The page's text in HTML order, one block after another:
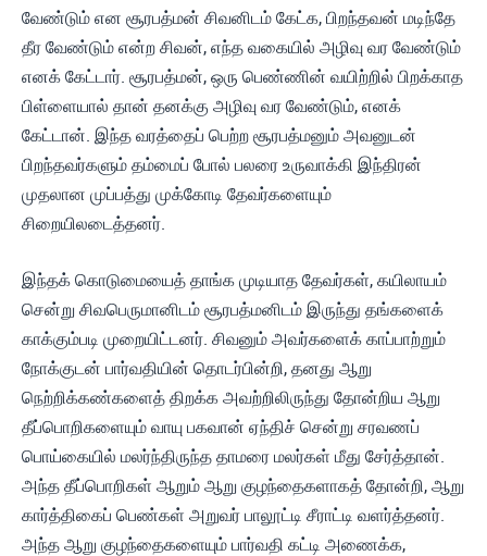
வேண்டும் என சூரபத்மன் சிவனிடம் கேட்க, பிறந்தவன் மடிந்தே
தீர வேண்டும் என்ற சிவன், எந்த வகையில் அழிவு வர வேண்டும்
எனக் கேட்டார். சூரபத்மன், ஒரு பெண்ணின் வயிற்றில் பிறக்காத
பிள்ளையால் தான் தனக்கு அழிவு வர வேண்டும், எனக்
கேட்டான். இந்த வரத்தைப் பெற்ற சூரபத்மனும் அவனுடன்
பிறந்தவர்களும் தம்மைப் போல் பலரை உருவாக்கி இந்திரன்
முதலான முப்பத்து முக்கோடி தேவர்களையும்
சிறையிலடைத்தனர்.
இந்தக் கொடுமையைத் தாங்க முடியாத தேவர்கள், கயிலாயம்
சென்று சிவபெருமானிடம் சூரபத்மனிடம் இருந்து தங்களைக்
காக்கும்படி முறையிட்டனர். சிவனும் அவர்களைக் காப்பாற்றும்
நோக்குடன் பார்வதியின் தொடர்பின்றி, தனது ஆறு
நெற்றிக்கண்களைத் திறக்க அவற்றிலிருந்து தோன்றிய ஆறு
தீப்பொறிகளையும் வாயு பகவான் ஏந்திச் சென்று சரவணப்
பொய்கையில் மலர்ந்திருந்த தாமரை மலர்கள் மீது சேர்த்தான்.
அந்த தீப்பொறிகள் ஆறும் ஆறு குழந்தைகளாகத் தோன்றி, ஆறு
கார்த்திகைப் பெண்கள் அறுவர் பாலூட்டி சீராட்டி வளர்த்தனர்.
அந்த ஆறு குழந்தைகளையும் பார்வதி கட்டி அணைக்க,